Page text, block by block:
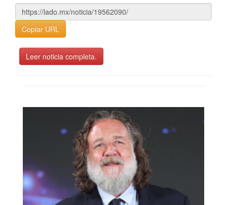
Copiar URL
Leer noticia completa.